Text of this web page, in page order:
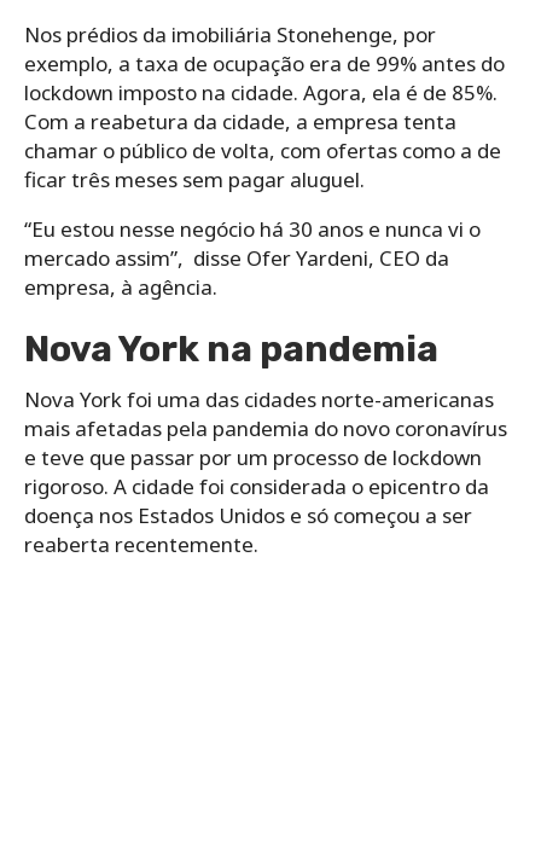
Nos prédios da imobiliária Stonehenge, por
exemplo, a taxa de ocupação era de 99% antes do
lockdown imposto na cidade. Agora, ela é de 85%.
Com a reabetura da cidade, a empresa tenta
chamar o público de volta, com ofertas como a de
ficar três meses sem pagar aluguel.
“Eu estou nesse negócio há 30 anos e nunca vi o
mercado assim”, disse Ofer Yardeni, CEO da
empresa, à agência.
Nova York na pandemia
Nova York foi uma das cidades norte-americanas
mais afetadas pela pandemia do novo coronavírus
e teve que passar por um processo de lockdown
rigoroso. A cidade foi considerada o epicentro da
doença nos Estados Unidos e só começou a ser
reaberta recentemente.